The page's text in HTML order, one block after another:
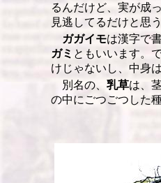
るんだけど、実が成
見逃してるだけと思う
ガガイモは漢字で
ガミ ともいいます。
けじゃないし、中身
別名の、 乳草は、
の中にごつごつした